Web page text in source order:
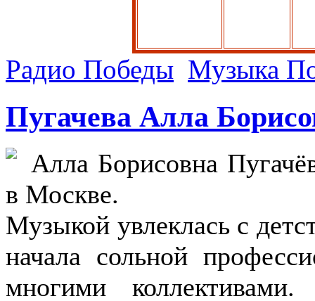
Радио Победы Музыка
Пугачева Алла
Алла Борисовна
в Москве.
Музыкой увлеклась с
начала сольной
многими